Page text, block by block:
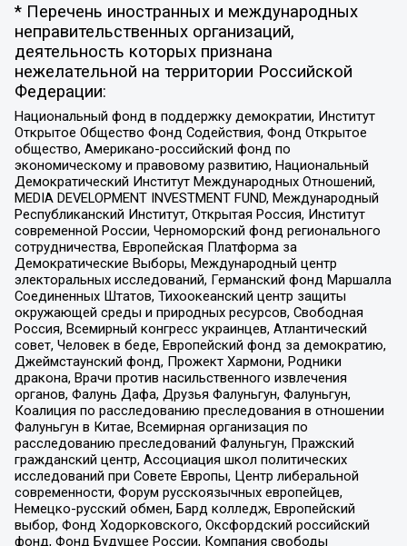
* Перечень иностранных и международных
неправительственных организаций,
деятельность которых признана
нежелательной на территории Российской
Федерации:
Национальный фонд в поддержку демократии, Институт
Открытое Общество Фонд Содействия, Фонд Открытое
общество, Американо-российский фонд по
экономическому и правовому развитию, Национальный
Демократический Институт Международных Отношений,
MEDIA DEVELOPMENT INVESTMENT FUND, Международный
Республиканский Институт, Открытая Россия, Институт
современной России, Черноморский фонд регионального
сотрудничества, Европейская Платформа за
Демократические Выборы, Международный центр
электоральных исследований, Германский фонд Маршалла
Соединенных Штатов, Тихоокеанский центр защиты
окружающей среды и природных ресурсов, Свободная
Россия, Всемирный конгресс украинцев, Атлантический
совет, Человек в беде, Европейский фонд за демократию,
Джеймстаунский фонд, Прожект Хармони, Родники
дракона, Врачи против насильственного извлечения
органов, Фалунь Дафа, Друзья Фалуньгун, Фалуньгун,
Коалиция по расследованию преследования в отношении
Фалуньгун в Китае, Всемирная организация по
расследованию преследований Фалуньгун, Пражский
гражданский центр, Ассоциация школ политических
исследований при Совете Европы, Центр либеральной
современности, Форум русскоязычных европейцев,
Немецко-русский обмен, Бард колледж, Европейский
выбор, Фонд Ходорковского, Оксфордский российский
фонд, Фонд Будущее России, Компания свободы